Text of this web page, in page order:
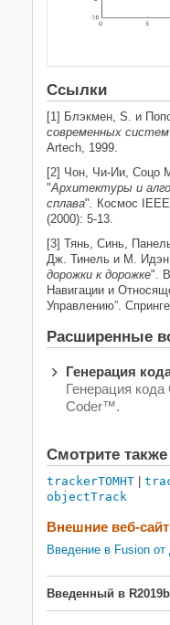
Ссылки
[1] Блэкмен, S. и
современных систем
Artech, 1999.
[2] Чон, Чи-Ии, Соцо
"Архитектуры и
сплава"
Космос
(2000): 5-13.
[3] Тянь, Синь,
Дж. Тинель и М.
дорожки к дорожке". В
Навигации и
Управлению”.
Расширенные
Генерация
Генерация
Coder™.
Смотрите также
trackerTOMHT |
objectTrack
Внешние веб-
Введение в Fusion
Введенный в R2019b